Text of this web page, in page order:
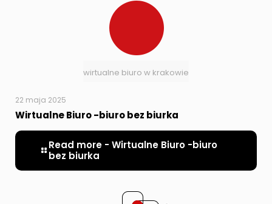
wirtualne biuro w krakowie
22 maja 2025
Wirtualne Biuro -biuro bez biurka
Read more - Wirtualne Biuro -biuro
bez biurka